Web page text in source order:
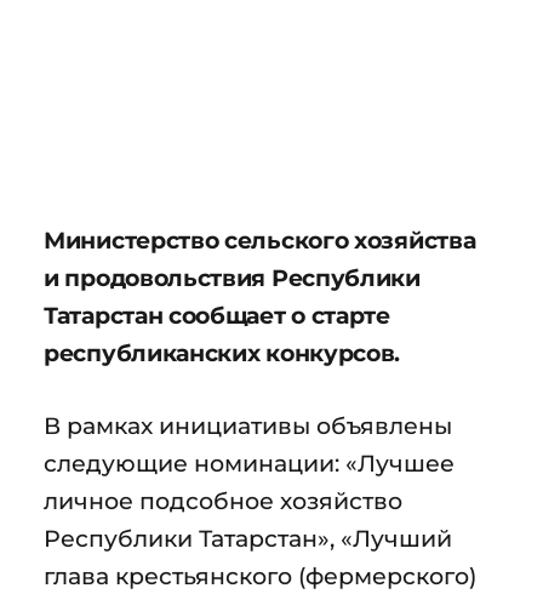
Министерство сельского хозяйства
и продовольствия Республики
Татарстан сообщает о старте
республиканских конкурсов.
В рамках инициативы объявлены
следующие номинации: «Лучшее
личное подсобное хозяйство
Республики Татарстан», «Лучший
глава крестьянского (фермерского)